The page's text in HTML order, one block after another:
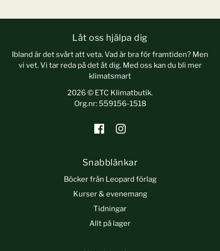
Låt oss hjälpa dig
Ibland är det svårt att veta. Vad är bra för framtiden? Men
vi vet. Vi tar reda på det åt dig. Med oss kan du bli mer
klimatsmart
2026 © ETC Klimatbutik.
Org.nr: 559156-1518
Snabblänkar
Böcker från Leopard förlag
Kurser & evenemang
Tidningar
Allt på lager